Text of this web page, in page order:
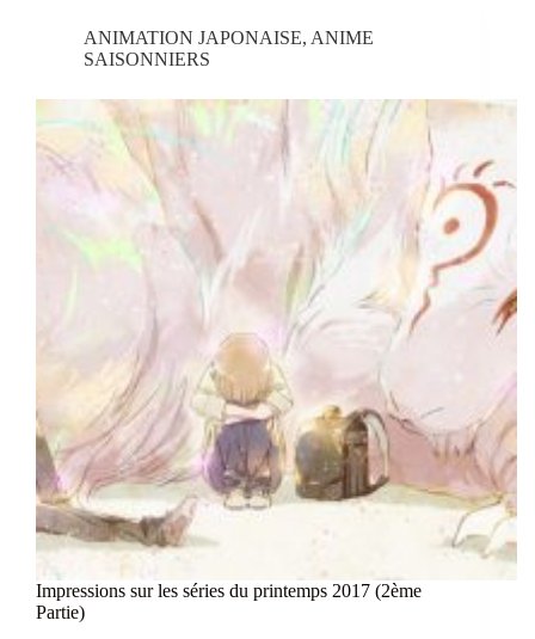
ANIMATION JAPONAISE, ANIME
SAISONNIERS
Impressions sur les séries du printemps 2017 (2ème
Partie)